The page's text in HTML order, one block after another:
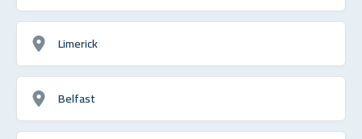
Limerick
Belfast